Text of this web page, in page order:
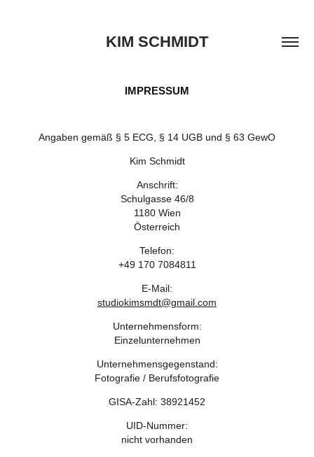
KIM SCHMIDT
IMPRESSUM
Angaben gemäß § 5 ECG, § 14 UGB und § 63 GewO
Kim Schmidt
Anschrift:
Schulgasse 46/8
1180 Wien
Österreich
Telefon:
+49 170 7084811
E-Mail:
studiokimsmdt@gmail.com
Unternehmensform:
Einzelunternehmen
Unternehmensgegenstand:
Fotografie / Berufsfotografie
GISA-Zahl: 38921452
UID-Nummer:
nicht vorhanden